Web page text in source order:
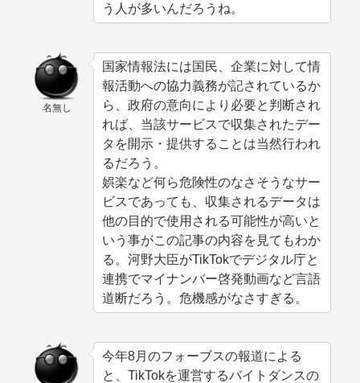
う人が多いんだろうね。
名無し
国家情報法には国民、企業に対して情
報活動への協力義務が記されているか
ら、政府の意向により必要と判断され
れば、当該サービスで収集されたデー
タを開示・提供することは当然行われ
るだろう。
娯楽など何ら危険性のなさそうなサー
ビスであっても、収集されるデータは
他の目的で使用される可能性が高いと
いう事がこの記事の内容を見てもわか
る。河野大臣がTikTokでデジタル庁と
連携でマイナンバー啓発動画など言語
道断だろう。危機感がなさすぎる。
今年8月のフォーブスの報道による
と、TikTokを運営するバイトダンスの